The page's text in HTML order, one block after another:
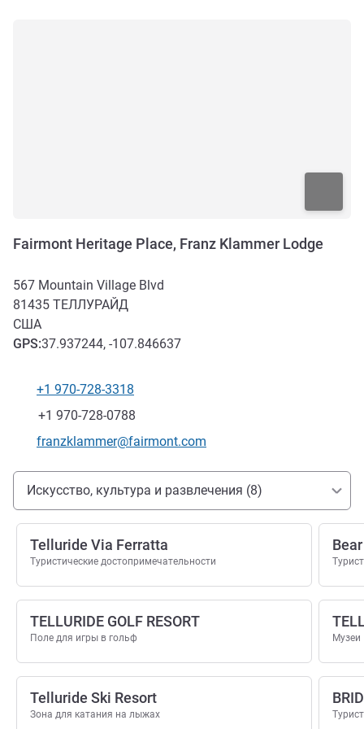
Fairmont Heritage Place, Franz Klammer Lodge
567 Mountain Village Blvd
81435 ТЕЛЛУРАЙД
США
GPS:37.937244, -107.846637
Телефон
+1 970-728-3318
Факс
+1 970-728-0788
Контактный адрес электронной почты
franzklammer@fairmont.com
Доступ и транспорт
Искусство, культура и развлечения (8)
Telluride Via Ferratta
Туристические достопримечательности
TELLURIDE GOLF RESORT
Поле для игры в гольф
Telluride Ski Resort
Зона для катания на лыжах
Музеи